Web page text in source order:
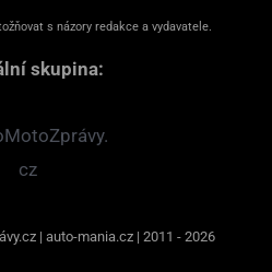
s názory redakce a vydavatele.
skupina:
| auto-mania.cz | 2011 - 2026